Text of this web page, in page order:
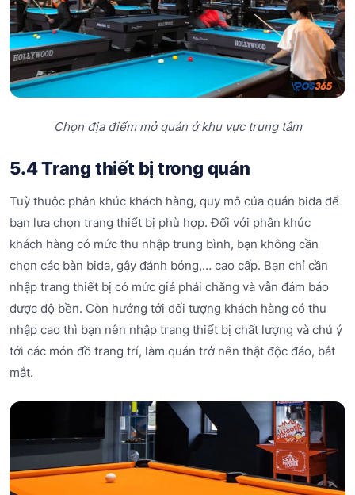
Chọn địa điểm mở quán ở khu vực trung tâm
5.4 Trang thiết bị trong quán
Tuỳ thuộc phân khúc khách hàng, quy mô của quán bida để
bạn lựa chọn trang thiết bị phù hợp. Đối với phân khúc
khách hàng có mức thu nhập trung bình, bạn không cần
chọn các bàn bida, gậy đánh bóng,… cao cấp. Bạn chỉ cần
nhập trang thiết bị có mức giá phải chăng và vẫn đảm bảo
được độ bền. Còn hướng tới đối tượng khách hàng có thu
nhập cao thì bạn nên nhập trang thiết bị chất lượng và chú ý
tới các món đồ trang trí, làm quán trở nên thật độc đáo, bắt
mắt.